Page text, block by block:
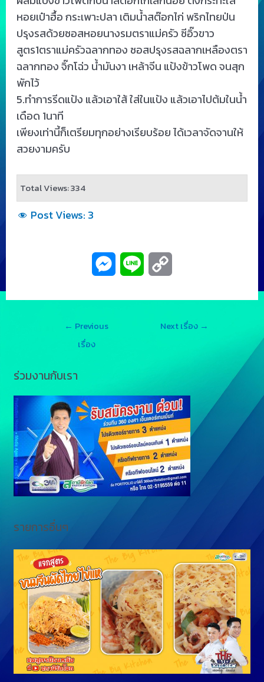
หอยเป๋าฮื้อ กระเพาะปลา เติมน้ำสต๊อกไก่ พริกไทยป่น
ปรุงรสด้วยซอสหอยนางรมตราแม่ครัว ซีอิ๊วขาว
สูตร1ตราแม่ครัวฉลากทอง ซอสปรุงรสฉลากเหลืองตรา
ฉลากทอง จิ๊กโฉ่ว น้ำมันงา เหล้าจีน แป้งข้าวโพด จนสุก
พักไว้
5.ทำการรีดแป้ง แล้วเอาใส้ ใส่ในแป้ง แล้วเอาไปต้มในน้ำ
เดือด 1นาที
เพียงเท่านี้ก็เตรียมทุกอย่างเรียบร้อย ได้เวลาจัดจานให้
สวยงามครับ
Total Views: 334
Post Views: 3
g
e
r
n
k
← Previous
เรื่อง
Next เรื่อง →
ร่วมงานกับเรา
รายการอื่นๆ